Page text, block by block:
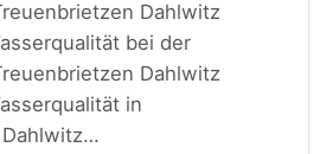
Dahlwitz
bei der
Dahlwitz
in